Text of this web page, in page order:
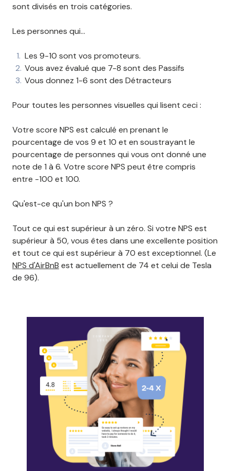
sont divisés en trois catégories.
Les personnes qui...
Les 9-10 sont vos promoteurs.
Vous avez évalué que 7-8 sont des Passifs
Vous donnez 1-6 sont des Détracteurs
Pour toutes les personnes visuelles qui lisent ceci :
Votre score NPS est calculé en prenant le
pourcentage de vos 9 et 10 et en soustrayant le
pourcentage de personnes qui vous ont donné une
note de 1 à 6. Votre score NPS peut être compris
entre -100 et 100.
Qu'est-ce qu'un bon NPS ?
Tout ce qui est supérieur à un zéro. Si votre NPS est
supérieur à 50, vous êtes dans une excellente position
et tout ce qui est supérieur à 70 est exceptionnel. (Le
NPS d'AirBnB est actuellement de 74 et celui de Tesla
de 96).